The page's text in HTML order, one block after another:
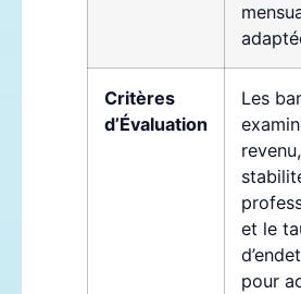
Critères
d’Évaluation
Les
et le
pour